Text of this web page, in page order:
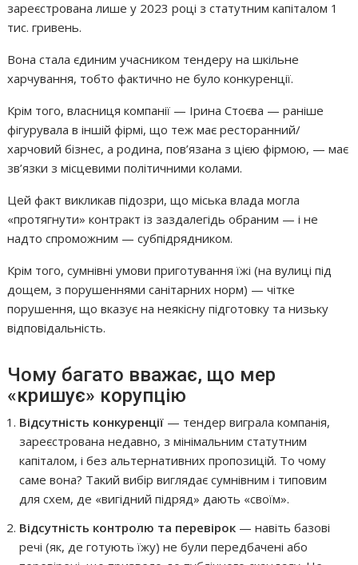
зареєстрована лише у 2023 році з статутним капіталом 1
тис. гривень.
Вона стала єдиним учасником тендеру на шкільне
харчування, тобто фактично не було конкуренції.
Крім того, власниця компанії — Ірина Стоєва — раніше
фігурувала в іншій фірмі, що теж має ресторанний/
харчовий бізнес, а родина, пов’язана з цією фірмою, — має
зв’язки з місцевими політичними колами.
Цей факт викликав підозри, що міська влада могла
«протягнути» контракт із заздалегідь обраним — і не
надто спроможним — субпідрядником.
Крім того, сумнівні умови приготування їжі (на вулиці під
дощем, з порушеннями санітарних норм) — чітке
порушення, що вказує на неякісну підготовку та низьку
відповідальність.
Чому багато вважає, що мер
«кришує» корупцію
Відсутність конкуренції — тендер виграла компанія,
зареєстрована недавно, з мінімальним статутним
капіталом, і без альтернативних пропозицій. То чому
саме вона? Такий вибір виглядає сумнівним і типовим
для схем, де «вигідний підряд» дають «своїм».
Відсутність контролю та перевірок — навіть базові
речі (як, де готують їжу) не були передбачені або